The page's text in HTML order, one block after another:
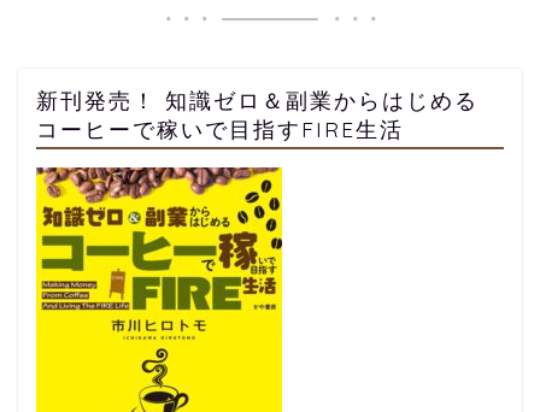
新刊発売！ 知識ゼロ＆副業からはじめる
コーヒーで稼いで目指すFIRE生活